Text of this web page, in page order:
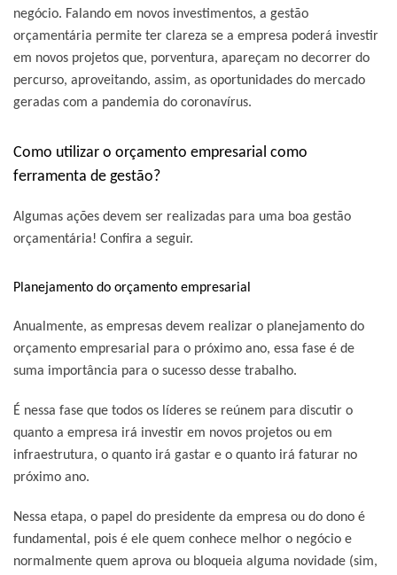
negócio. Falando em novos investimentos, a gestão
orçamentária permite ter clareza se a empresa poderá investir
em novos projetos que, porventura, apareçam no decorrer do
percurso, aproveitando, assim, as oportunidades do mercado
geradas com a pandemia do coronavírus.
Como utilizar o orçamento empresarial como
ferramenta de gestão?
Algumas ações devem ser realizadas para uma boa gestão
orçamentária! Confira a seguir.
Planejamento do orçamento empresarial
Anualmente, as empresas devem realizar o planejamento do
orçamento empresarial para o próximo ano, essa fase é de
suma importância para o sucesso desse trabalho.
É nessa fase que todos os líderes se reúnem para discutir o
quanto a empresa irá investir em novos projetos ou em
infraestrutura, o quanto irá gastar e o quanto irá faturar no
próximo ano.
Nessa etapa, o papel do presidente da empresa ou do dono é
fundamental, pois é ele quem conhece melhor o negócio e
normalmente quem aprova ou bloqueia alguma novidade (sim,